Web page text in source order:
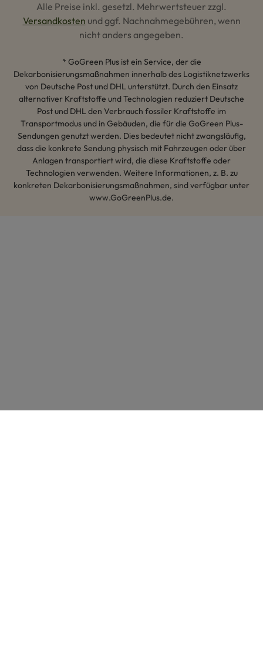
Alle Preise inkl. gesetzl. Mehrwertsteuer zzgl.
Versandkosten und ggf. Nachnahmegebühren, wenn
nicht anders angegeben.
* GoGreen Plus ist ein Service, der die
Dekarbonisierungsmaßnahmen innerhalb des Logistiknetzwerks
von Deutsche Post und DHL unterstützt. Durch den Einsatz
alternativer Kraftstoffe und Technologien reduziert Deutsche
Post und DHL den Verbrauch fossiler Kraftstoffe im
Transportmodus und in Gebäuden, die für die GoGreen Plus-
Sendungen genutzt werden. Dies bedeutet nicht zwangsläufig,
dass die konkrete Sendung physisch mit Fahrzeugen oder über
Anlagen transportiert wird, die diese Kraftstoffe oder
Technologien verwenden. Weitere Informationen, z. B. zu
konkreten Dekarbonisierungsmaßnahmen, sind verfügbar unter
www.GoGreenPlus.de.